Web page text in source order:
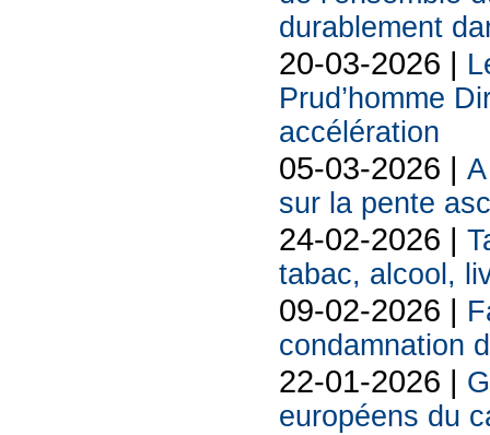
durablement
20-03-2026 |
Prud’homme
accélération
05-03-2026 |
sur la pente
24-02-2026 |
tabac, alcool,
09-02-2026 |
condamnation
22-01-2026 |
européens du